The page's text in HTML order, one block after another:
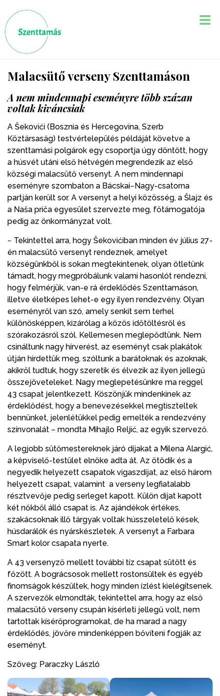
Malacsütő verseny Szenttamáson
A nem mindennapi eseményre több százan
voltak kiváncsiak
A Šekovići (Bosznia és Hercegovina, Szerb
Köztársaság) testvértelepülés példáját követve a
szenttamási polgárok egy csoportja úgy döntött, hogy
a húsvét utáni első hétvégén megrendezik az első
községi malacsütő versenyt. A nem mindennapi
eseményre szombaton a Bácskai−Nagy-csatorna
partján került sor. A versenyt a helyi közösség, a Šlajz és
a Naša priča egyesület szervezte meg, főtámogatója
pedig az önkormányzat volt.
− Tekintettel arra, hogy Šekovićiban minden év július 27-
én malacsütő versenyt rendeznek, amelyet
községünkből is sokan megtekintenek, olyan ötletünk
támadt, hogy megpróbálunk valami hasonlót rendezni,
hogy felmérjük, van-e rá érdeklődés Szenttamáson,
illetve életképes lehet-e egy ilyen rendezvény. Olyan
eseményről van szó, amely senkit sem terhel
különösképpen, kizárólag a közös időtöltésről és
szórakozásról szól. Kellemesen meglepődtünk. Nem
csináltunk nagy hírverést, az eseményt csak plakátok
útján hirdettük meg, szóltunk a barátoknak és azoknak,
akikről tudtuk, hogy szeretik és élvezik az ilyen jellegű
összejöveteleket. Nagy meglepetésünkre ma reggel
43 csapat jelentkezett. Köszönjük mindenkinek az
érdeklődést, hogy a benevezésekkel megtiszteltek
bennünket, jelenlétükkel pedig emelték a rendezvény
színvonalát – mondta Mihajlo Reljić, az egyik szervező.
A legjobb sütőmestereknek járó díjakat a Milena Alargić,
a képviselő-testület elnöke adta át. Az ötödik és a
negyedik helyezett csapatok vigaszdíjat, az első három
helyezett csapat, valamint a verseny legfiatalabb
résztvevője pedig serleget kapott. Külön díjat kapott
két nőkből álló csapat is. Az ajándékok értékes,
szakácsoknak illő tárgyak voltak hússzeletelő kések,
húsdarálók és nyárskészletek. A versenyt a Farbara
Smart kolor csapata nyerte.
A 43 versenyző mellett további tíz csapat sütött és
főzött. A bográcsosok mellett rostonsültek és egyéb
finomságok készültek, hogy minden ízlést kielégítsenek.
A szervezők elmondták, tekintettel arra, hogy az első
malacsütő verseny csupán kísérleti jellegű volt, nem
tartottak kísérőprogramokat, de ha marad a nagy
érdeklődés, jövőre mindenképpen bővíteni fogják az
eseményt.
Szöveg: Paraczky László